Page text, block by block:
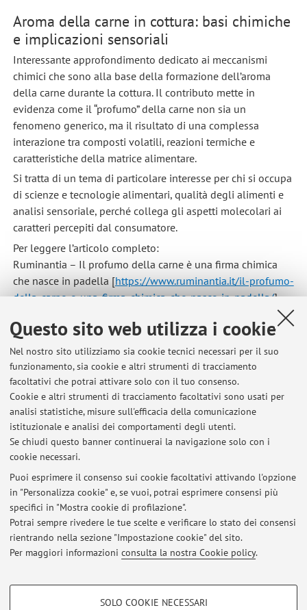
Questo sito web utilizza i cookie
Nel nostro sito utilizziamo sia cookie tecnici necessari per il suo
funzionamento, sia cookie e altri strumenti di tracciamento
facoltativi che potrai attivare solo con il tuo consenso.
Cookie e altri strumenti di tracciamento facoltativi sono usati per
analisi statistiche, misure sull'efficacia della comunicazione
istituzionale e analisi dei comportamenti degli utenti.
Se chiudi questo banner continuerai la navigazione solo con i
cookie necessari.
Puoi esprimere il consenso sui cookie facoltativi attivando l'opzione
in "Personalizza cookie" e, se vuoi, potrai esprimere consensi più
specifici in "Mostra cookie di profilazione".
Potrai sempre rivedere le tue scelte e verificare lo stato dei consensi
rientrando nella sezione "Impostazione cookie" del sito.
Per maggiori informazioni consulta la nostra Cookie policy.
COOKIE DI PROFILAZIONE - FACOLTATIVI
SOLO COOKIE NECESSARI
Aroma della carne in cottura: basi chimiche
e implicazioni sensoriali
Interessante approfondimento dedicato ai meccanismi
chimici che sono alla base della formazione dell’aroma
della carne durante la cottura. Il contributo mette in
evidenza come il “profumo” della carne non sia un
fenomeno generico, ma il risultato di una complessa
interazione tra composti volatili, reazioni termiche e
caratteristiche della matrice alimentare.
Si tratta di un tema di particolare interesse per chi si occupa
di scienze e tecnologie alimentari, qualità degli alimenti e
analisi sensoriale, perché collega gli aspetti molecolari ai
caratteri percepiti dal consumatore.
Per leggere l’articolo completo:
Ruminantia – Il profumo della carne è una firma chimica
che nasce in padella [https://www.ruminantia.it/il-profumo-
della-carne-e-una-firma-chimica-che-nasce-in-padella/]
Ultimi avvisi
Il cibo si fa narrazione: al via a Cesena il ciclo di incontri sulle
gastronomie letterarie
Pubblicato il: 30 aprile 2026
Aroma della carne in cottura: basi chimiche e implicazioni sensoriali
Pubblicato il: 16 marzo 2026
Il sale, sapore della vita: una lettura consigliata
Pubblicato il: 01 febbraio 2026